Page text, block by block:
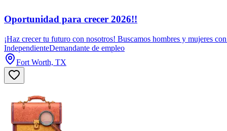
Oportunidad para crecer 2026!!
¡Haz crecer tu futuro con nosotros! Buscamos hombres y mujeres
IndependienteDemandante de empleo
Fort Worth, TX